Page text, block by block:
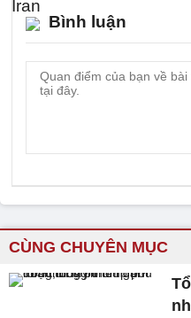
Bình luận
CÙNG CHUYÊN MỤC